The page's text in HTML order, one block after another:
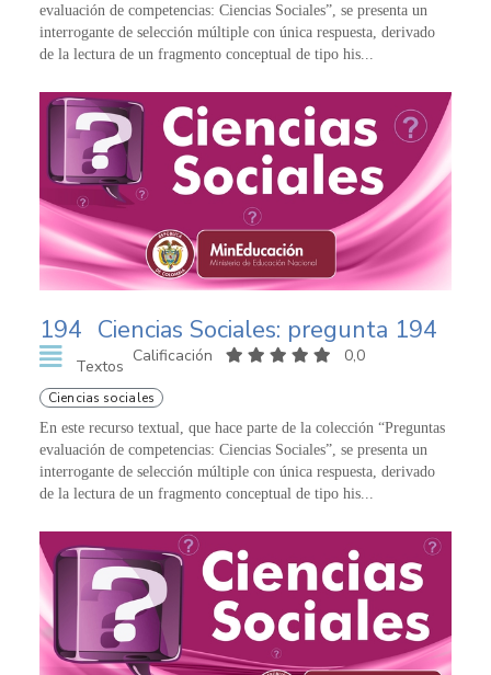
evaluación de competencias: Ciencias Sociales”, se presenta un
interrogante de selección múltiple con única respuesta, derivado
de la lectura de un fragmento conceptual de tipo his...
194 Ciencias Sociales: pregunta 194
Textos
Calificación 0,0
Ciencias sociales
En este recurso textual, que hace parte de la colección “Preguntas
evaluación de competencias: Ciencias Sociales”, se presenta un
interrogante de selección múltiple con única respuesta, derivado
de la lectura de un fragmento conceptual de tipo his...